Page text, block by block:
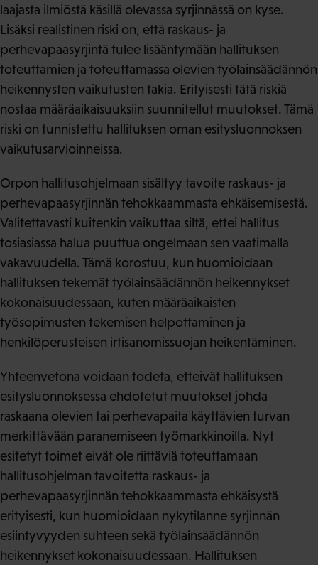
laajasta ilmiöstä käsillä olevassa syrjinnässä on kyse.
Lisäksi realistinen riski on, että raskaus- ja
perhevapaasyrjintä tulee lisääntymään hallituksen
toteuttamien ja toteuttamassa olevien työlainsäädännön
heikennysten vaikutusten takia. Erityisesti tätä riskiä
nostaa määräaikaisuuksiin suunnitellut muutokset. Tämä
riski on tunnistettu hallituksen oman esitysluonnoksen
vaikutusarvioinneissa.
Orpon hallitusohjelmaan sisältyy tavoite raskaus- ja
perhevapaasyrjinnän tehokkaammasta ehkäisemisestä.
Valitettavasti kuitenkin vaikuttaa siltä, ettei hallitus
tosiasiassa halua puuttua ongelmaan sen vaatimalla
vakavuudella. Tämä korostuu, kun huomioidaan
hallituksen tekemät työlainsäädännön heikennykset
kokonaisuudessaan, kuten määräaikaisten
työsopimusten tekemisen helpottaminen ja
henkilöperusteisen irtisanomissuojan heikentäminen.
Yhteenvetona voidaan todeta, etteivät hallituksen
esitysluonnoksessa ehdotetut muutokset johda
raskaana olevien tai perhevapaita käyttävien turvan
merkittävään paranemiseen työmarkkinoilla. Nyt
esitetyt toimet eivät ole riittäviä toteuttamaan
hallitusohjelman tavoitetta raskaus- ja
perhevapaasyrjinnän tehokkaammasta ehkäisystä
erityisesti, kun huomioidaan nykytilanne syrjinnän
esiintyvyyden suhteen sekä työlainsäädännön
heikennykset kokonaisuudessaan. Hallituksen